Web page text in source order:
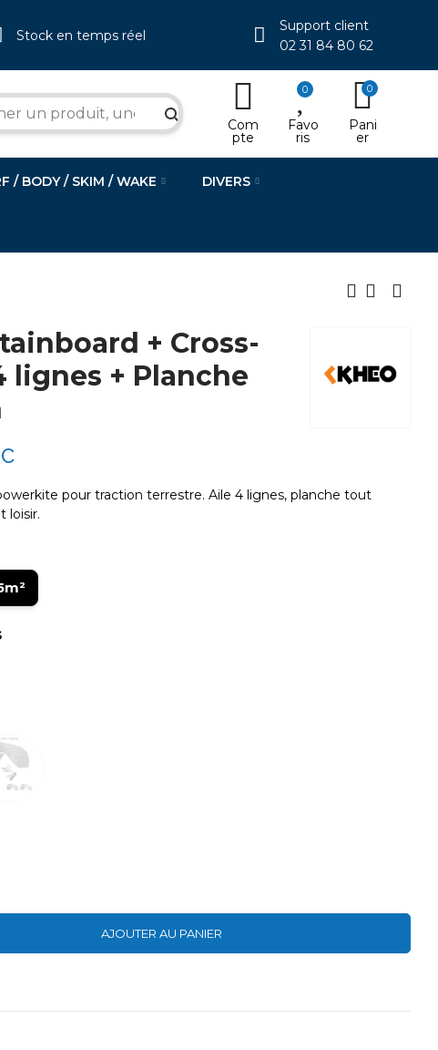
Stock en temps réel
Support client
02 31 84 80 62
search Com
pte
0
Favo
ris
0
Pani
er
/ BODY / SKIM / WAKE DIVERS
+ Cross-
lignes + Planche
pour traction terrestre. Aile 4 lignes, planche tout
loisir.
AJOUTER AU PANIER